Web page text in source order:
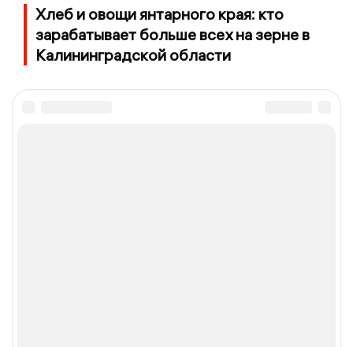
Хлеб и овощи янтарного края: кто
зарабатывает больше всех на зерне в
Калининградской области